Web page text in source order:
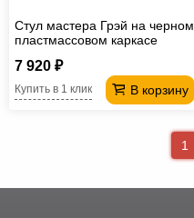
Стул мастера Грэй на черном
пластмассовом каркасе
7 920 ₽
В корзину
Купить в 1 клик
1